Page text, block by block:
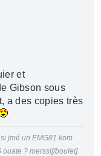
et
Gibson sous
a des copies très
jmé un EMG81 kom
ouate ? merssi[/boulet]